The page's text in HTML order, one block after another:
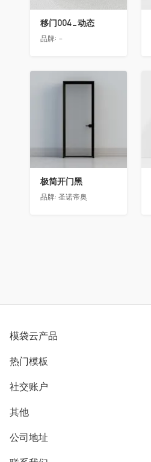
移门004_动态
品牌: -
收藏
极简开门黑
品牌: 圣诺帝奥
模袋云产品
别墅设计营销
模型协同展示分享
别墅社区
热门模板
欧式别墅
中式别墅
社交账户
B站
抖音
微信公众号
其他
用户服务协议
隐私政策
公司地址